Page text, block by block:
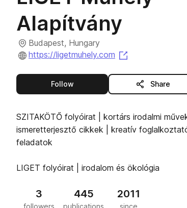
Alapítvány
Budapest, Hungary
https://ligetmuhely.com
(opens in a
Followthis publisher Share
SZITAKÖTŐ folyóirat | kortárs irodalmi művek
ismeretterjesztő cikkek | kreatív
feladatok
LIGET folyóirat | irodalom és ökológia
3
followers
445
publications
2011
since